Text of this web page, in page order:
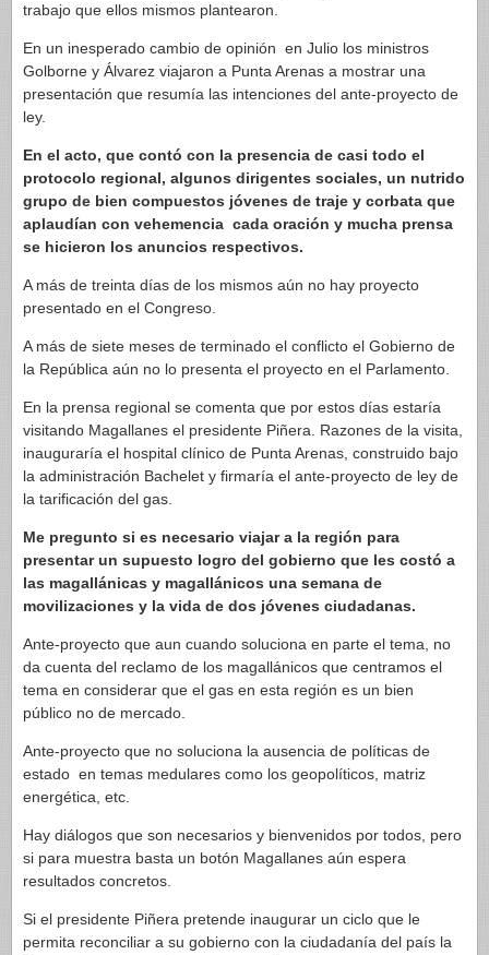
trabajo que ellos mismos plantearon.
En un inesperado cambio de opinión en Julio los ministros
Golborne y Álvarez viajaron a Punta Arenas a mostrar una
presentación que resumía las intenciones del ante-proyecto de
ley.
En el acto, que contó con la presencia de casi todo el
protocolo regional, algunos dirigentes sociales, un nutrido
grupo de bien compuestos jóvenes de traje y corbata que
aplaudían con vehemencia cada oración y mucha prensa
se hicieron los anuncios respectivos.
A más de treinta días de los mismos aún no hay proyecto
presentado en el Congreso.
A más de siete meses de terminado el conflicto el Gobierno de
la República aún no lo presenta el proyecto en el Parlamento.
En la prensa regional se comenta que por estos días estaría
visitando Magallanes el presidente Piñera. Razones de la visita,
inauguraría el hospital clínico de Punta Arenas, construido bajo
la administración Bachelet y firmaría el ante-proyecto de ley de
la tarificación del gas.
Me pregunto si es necesario viajar a la región para
presentar un supuesto logro del gobierno que les costó a
las magallánicas y magallánicos una semana de
movilizaciones y la vida de dos jóvenes ciudadanas.
Ante-proyecto que aun cuando soluciona en parte el tema, no
da cuenta del reclamo de los magallánicos que centramos el
tema en considerar que el gas en esta región es un bien
público no de mercado.
Ante-proyecto que no soluciona la ausencia de políticas de
estado en temas medulares como los geopolíticos, matriz
energética, etc.
Hay diálogos que son necesarios y bienvenidos por todos, pero
si para muestra basta un botón Magallanes aún espera
resultados concretos.
Si el presidente Piñera pretende inaugurar un ciclo que le
permita reconciliar a su gobierno con la ciudadanía del país la